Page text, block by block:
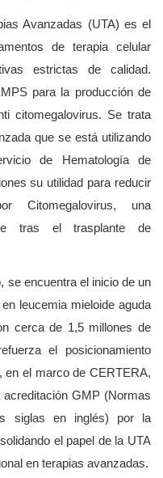
Avanzadas (UTA) es el
de terapia celular
estrictas de calidad.
para la producción de
citomegalovirus. Se trata
que se está utilizando
de Hematología de
su utilidad para reducir
Citomegalovirus, una
tras el trasplante de
se encuentra el inicio de un
leucemia mieloide aguda
cerca de 1,5 millones de
el posicionamiento
en el marco de CERTERA,
GMP (Normas
siglas en inglés) por la
el papel de la UTA
en terapias avanzadas.